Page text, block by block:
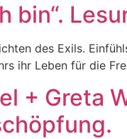
bin“.
des Exils.
ihr Leben für die
+ Greta